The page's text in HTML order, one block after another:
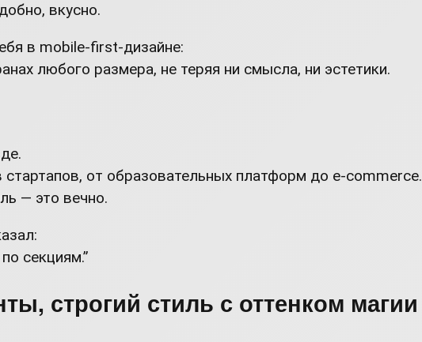
вкусно.
в mobile-first-дизайне:
любого размера, не теряя ни смысла, ни эстетики.
от образовательных платформ до e-commerce.
— это вечно.
секциям.”
строгий стиль с оттенком магии